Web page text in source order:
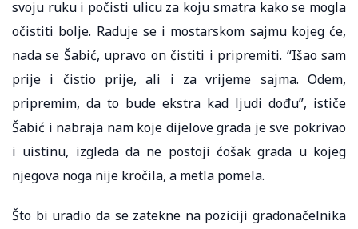
svoju ruku i počisti ulicu za koju smatra kako se mogla
očistiti bolje. Raduje se i mostarskom sajmu kojeg će,
nada se Šabić, upravo on čistiti i pripremiti. “Išao sam
prije i čistio prije, ali i za vrijeme sajma. Odem,
pripremim, da to bude ekstra kad ljudi dođu”, ističe
Šabić i nabraja nam koje dijelove grada je sve pokrivao
i uistinu, izgleda da ne postoji ćošak grada u kojeg
njegova noga nije kročila, a metla pomela.
Što bi uradio da se zatekne na poziciji gradonačelnika